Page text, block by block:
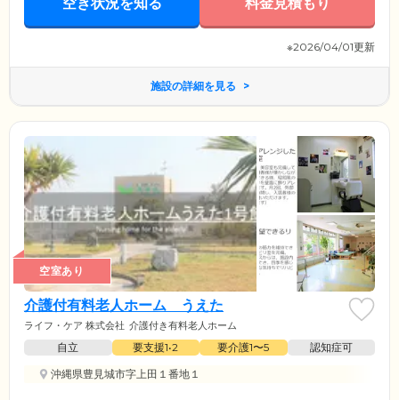
※2026/04/01更新
施設の詳細を見る
空室あり
介護付有料老人ホーム うえた
ライフ・ケア 株式会社 介護付き有料老人ホーム
自立 要支援1•2 要介護1〜5
認知症可
沖縄県豊見城市字上田１番地１